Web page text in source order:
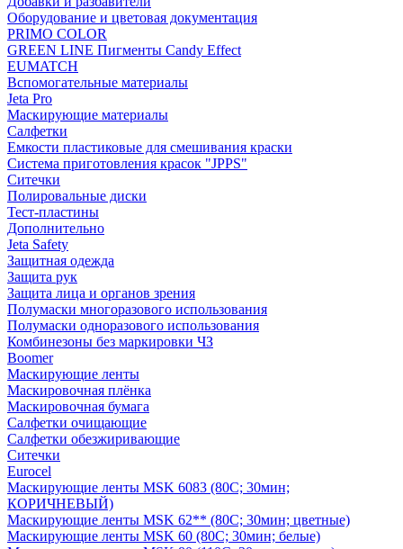
Оборудование и цветовая документация
PRIMO COLOR
GREEN LINE Пигменты Candy Effect
EUMATCH
Вспомогательные материалы
Jeta Pro
Маскирующие материалы
Салфетки
Емкости пластиковые для смешивания краски
Система приготовления красок "JPPS"
Ситечки
Полировальные диски
Тест-пластины
Дополнительно
Jeta Safety
Защитная одежда
Защита рук
Защита лица и органов зрения
Полумаски многоразового использования
Полумаски одноразового использования
Комбинезоны без маркировки ЧЗ
Boomer
Маскирующие ленты
Маскировочная плёнка
Маскировочная бумага
Салфетки очищающие
Салфетки обезжиривающие
Ситечки
Euroсel
Маскирующие ленты MSK 6083 (80С; 30мин;
КОРИЧНЕВЫЙ)
Маскирующие ленты MSK 62** (80С; 30мин; цветные)
Маскирующие ленты MSK 60 (80С; 30мин; белые)